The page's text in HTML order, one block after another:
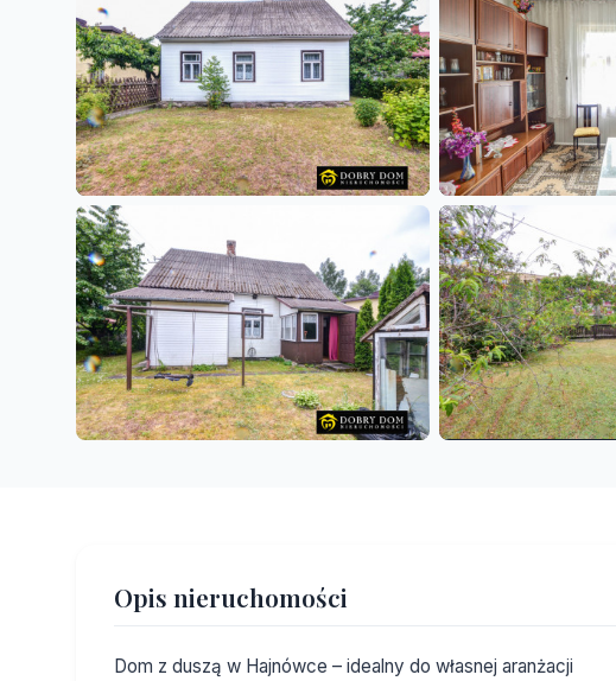
Opis nieruchomości
Dom z duszą w Hajnówce – idealny do własnej aranżacji